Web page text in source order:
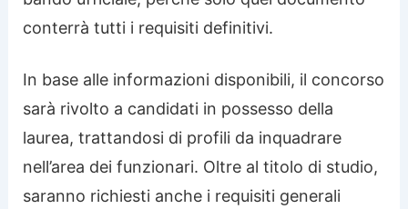
conterrà tutti i requisiti definitivi.
In base alle informazioni disponibili, il concorso
sarà rivolto a candidati in possesso della
laurea, trattandosi di profili da inquadrare
nell’area dei funzionari. Oltre al titolo di studio,
saranno richiesti anche i requisiti generali